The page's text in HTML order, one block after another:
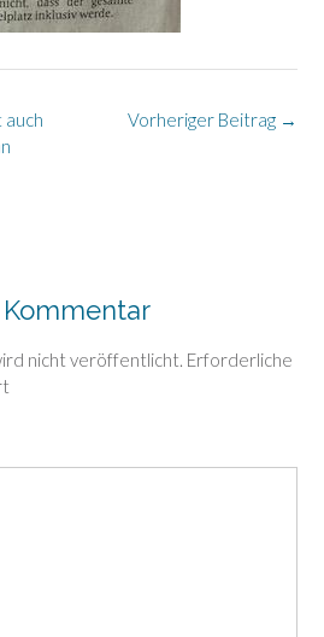
Vorheriger Beitrag →
auch
nicht veröffentlicht. Erforderliche